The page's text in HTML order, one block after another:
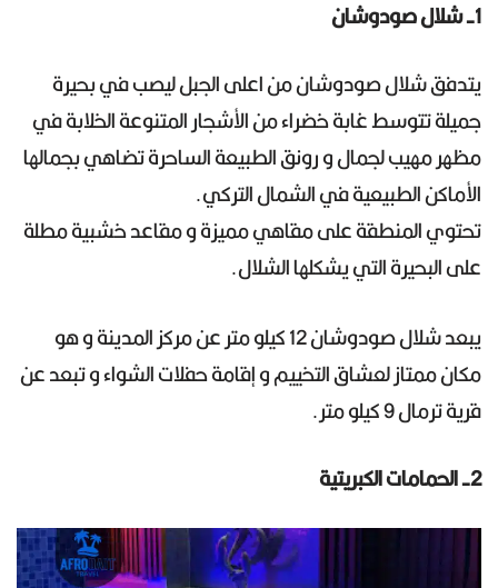
1- شلال صودوشان
يتدفق شلال صودوشان من اعلى الجبل ليصب في بحيرة
جميلة تتوسط غابة خضراء من الأشجار المتنوعة الخلابة في
مظهر مهيب لجمال و رونق الطبيعة الساحرة تضاهي بجمالها
الأماكن الطبيعية في الشمال التركي.
تحتوي المنطقة على مقاهي مميزة و مقاعد خشبية مطلة
على البحيرة التي يشكلها الشلال.
يبعد شلال صودوشان 12 كيلو متر عن مركز المدينة و هو
مكان ممتاز لعشاق التخييم و إقامة حفلات الشواء و تبعد عن
قرية ترمال 9 كيلو متر.
2- الحمامات الكبريتية